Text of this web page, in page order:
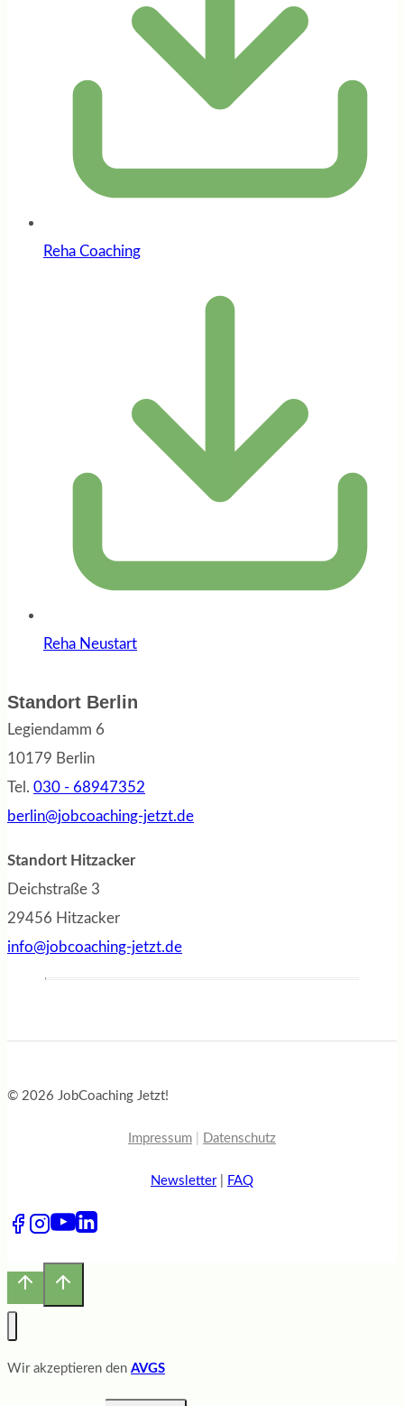
Reha Coaching
Reha Neustart
Standort Berlin
Legiendamm 6
10179 Berlin
Tel. 030 - 68947352
berlin@jobcoaching-jetzt.de
Standort Hitzacker
Deichstraße 3
29456 Hitzacker
info@jobcoaching-jetzt.de
© 2026 JobCoaching Jetzt!
Impressum Datenschutz
Newsletter| FAQ
Wir akzeptieren den AVGS